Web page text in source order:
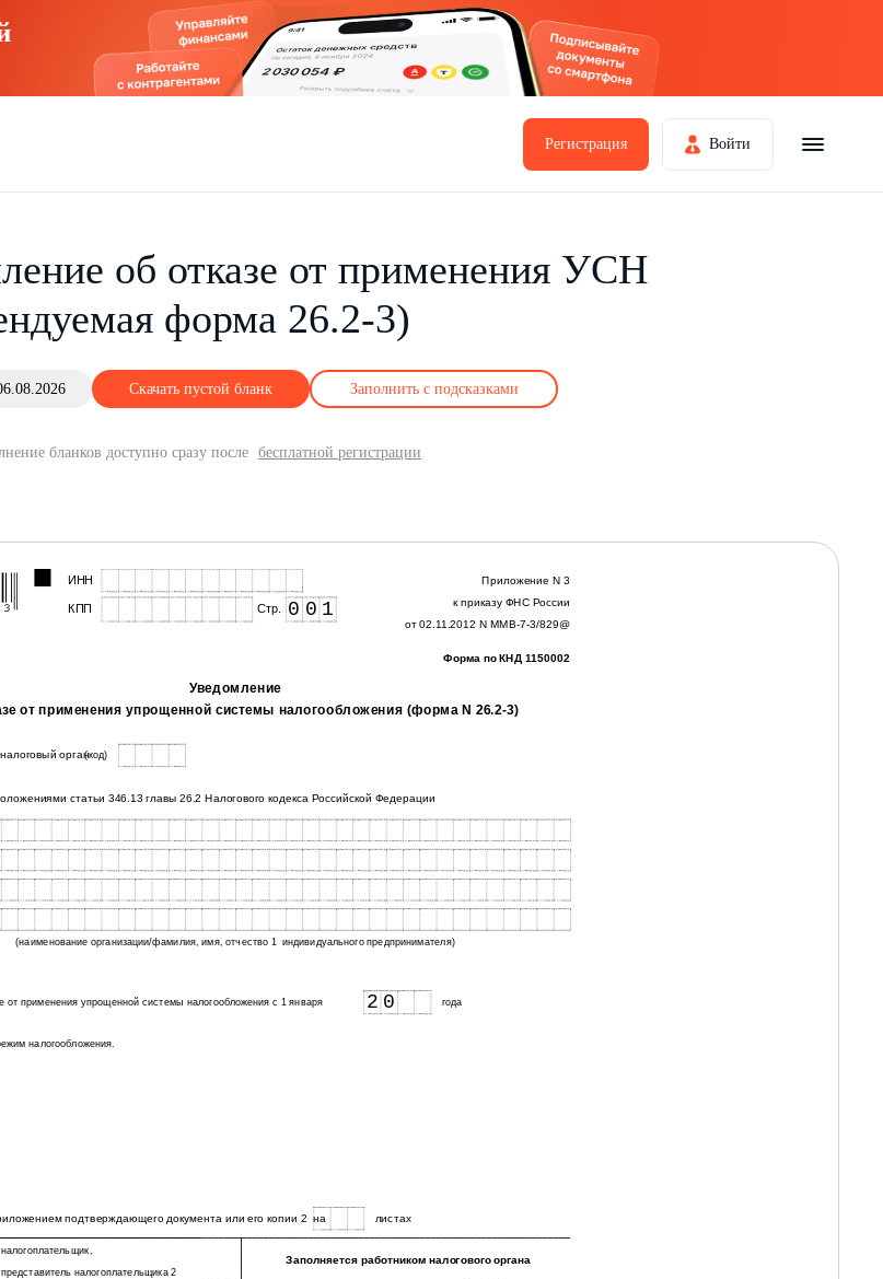
Регистрация Войти
об отказе от применения УСН
форма 26.2-3)
Скачать пустой бланк Заполнить с подсказками
бланков доступно сразу после бесплатной регистрации
ИНН Приложение N 3
к приказу ФНС России
от 02.11.2012 N ММВ-7-3/829@
КПП Стр. 0 0 1
Форма по КНД 1150002
Уведомление
от применения упрощенной системы налогообложения (форма N 26.2-3)
орган(код)
статьи 346.13 главы 26.2 Налогового кодекса Российской Федерации
(наименование организации/фамилия, имя, отчество 1 индивидуального предпринимателя)
от применения упрощенной системы налогообложения с 1 января 2 0 года
налогообложения.
подтверждающего документа или его копии 2 на листах
налогоплательщика 2
Заполняется работником налогового органа